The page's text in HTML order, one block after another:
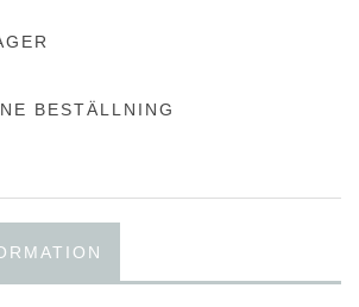
BESTÄLLNING